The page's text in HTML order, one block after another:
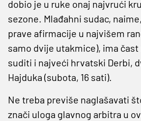
dobio je u ruke onaj najvrući
sezone. Mlađahni sudac,
prave afirmacije u najvišem
samo dvije utakmice), ima
suditi i najveći hrvatski Derbi,
Hajduka (subota, 16 sati).
Ne treba previše naglašavati
znači uloga glavnog arbitra u